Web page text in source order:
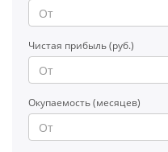
Чистая прибыль (руб.)
Окупаемость (месяцев)